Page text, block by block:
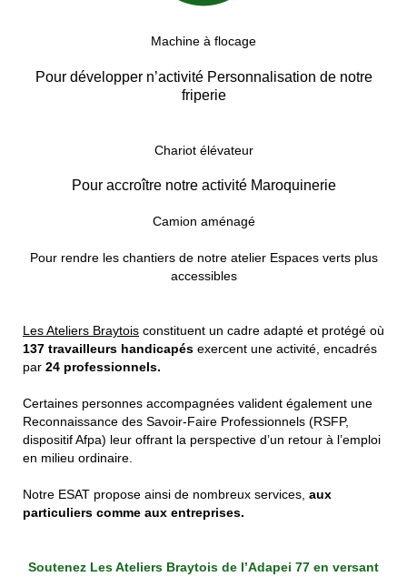
Machine à flocage
Pour développer n’activité Personnalisation de notre
friperie
Chariot élévateur
Pour accroître notre activité Maroquinerie
Camion aménagé
Pour rendre les chantiers de notre atelier Espaces verts plus
accessibles
Les Ateliers Braytois constituent un cadre adapté et protégé où
137 travailleurs handicapés exercent une activité, encadrés
par 24 professionnels.
Certaines personnes accompagnées valident également une
Reconnaissance des Savoir-Faire Professionnels (RSFP,
dispositif Afpa) leur offrant la perspective d’un retour à l’emploi
en milieu ordinaire.
Notre ESAT propose ainsi de nombreux services, aux
particuliers comme aux entreprises.
Soutenez Les Ateliers Braytois de l’Adapei 77 en versant